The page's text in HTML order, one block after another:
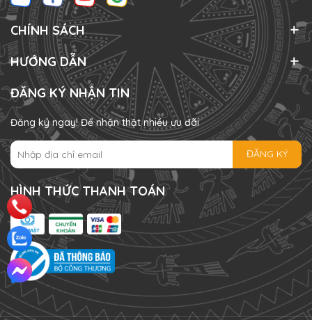
CHÍNH SÁCH
HƯỚNG DẪN
ĐĂNG KÝ NHẬN TIN
Đăng ký ngay! Để nhận thật nhiều ưu đãi
ĐĂNG KÝ
HÌNH THỨC THANH TOÁN